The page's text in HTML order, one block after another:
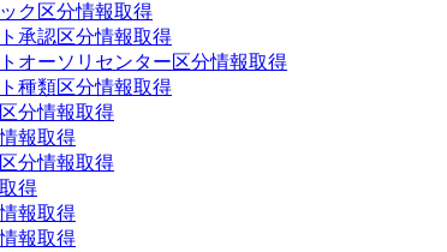
ク区分情報取得
承認区分情報取得
オーソリセンター区分情報取得
種類区分情報取得
分情報取得
報取得
分情報取得
得
報取得
報取得